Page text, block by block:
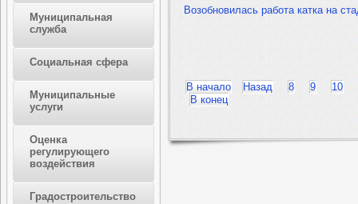
Муниципальная
служба
Социальная сфера
Муниципальные
услуги
Оценка
регулирующего
воздействия
Градостроительство
Возобновилась работа катка на
В начало Назад 8 9
10
В конец